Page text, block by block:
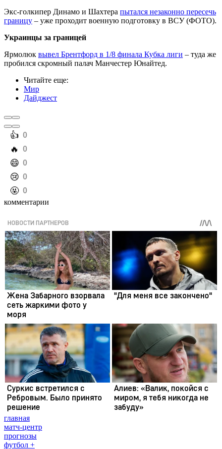
Экс-голкипер Динамо и Шахтера пытался незаконно пересечь
границу – уже проходит военную подготовку в ВСУ (ФОТО).
Украинцы за границей
Ярмолюк вывел Брентфорд в 1/8 финала Кубка лиги – туда же
пробился скромный палач Манчестер Юнайтед.
Читайте еще:
Мир
Дайджест
️👍 0
️🔥 0
️😄 0
️😢 0
️🤬 0
комментарии
главная
матч-центр
прогнозы
футбол +